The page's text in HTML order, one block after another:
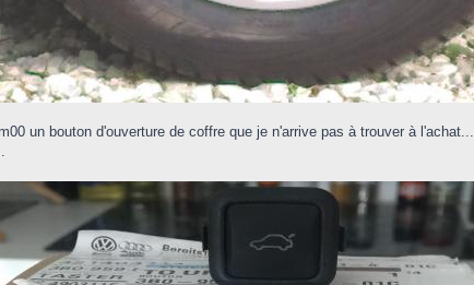
un bouton d'ouverture de coffre que je n'arrive pas à trouver à l'achat...